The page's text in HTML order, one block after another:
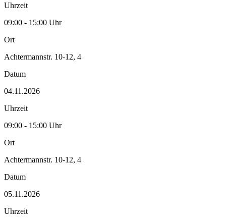
Uhrzeit
09:00 - 15:00 Uhr
Ort
Achtermannstr. 10-12, 4
Datum
04.11.2026
Uhrzeit
09:00 - 15:00 Uhr
Ort
Achtermannstr. 10-12, 4
Datum
05.11.2026
Uhrzeit